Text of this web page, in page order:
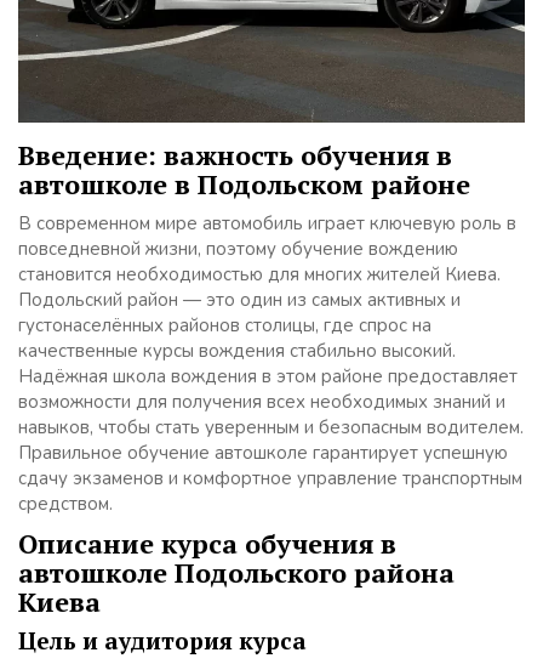
Введение: важность обучения в
автошколе в Подольском районе
В современном мире автомобиль играет ключевую роль в
повседневной жизни, поэтому обучение вождению
становится необходимостью для многих жителей Киева.
Подольский район — это один из самых активных и
густонаселённых районов столицы, где спрос на
качественные курсы вождения стабильно высокий.
Надёжная школа вождения в этом районе предоставляет
возможности для получения всех необходимых знаний и
навыков, чтобы стать уверенным и безопасным водителем.
Правильное обучение автошколе гарантирует успешную
сдачу экзаменов и комфортное управление транспортным
средством.
Описание курса обучения в
автошколе Подольского района
Киева
Цель и аудитория курса